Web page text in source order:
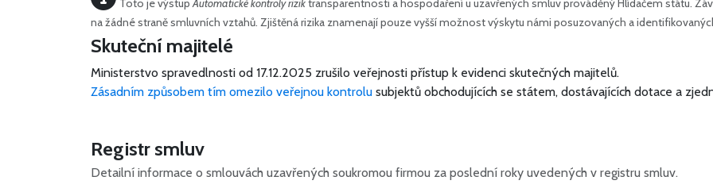
Toto je výstupAutomatické kontroly riziktransparentnosti a hospodaření u uzavřených smluv prováděný Hlídačem státu.
na žádné straně smluvních vztahů. Zjištěná rizika znamenají pouze vyšší možnost výskytu námi posuzovaných a
Skuteční majitelé
Ministerstvo spravedlnosti od 17.12.2025 zrušilo veřejnosti přístup k evidenci skutečných majitelů.
Zásadním způsobem tím omezilo veřejnou kontrolu subjektů obchodujících se státem, dostávajících dotace a
Registr smluv
Detailní informace o smlouvách uzavřených soukromou firmou za poslední roky uvedených v registru smluv.